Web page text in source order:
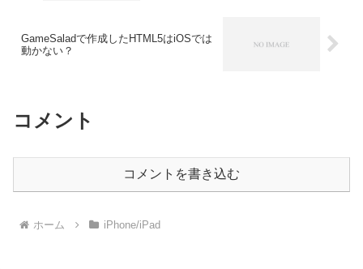
GameSaladで作成したHTML5はiOSでは
動かない？
コメント
コメントを書き込む
ホーム iPhone/iPad